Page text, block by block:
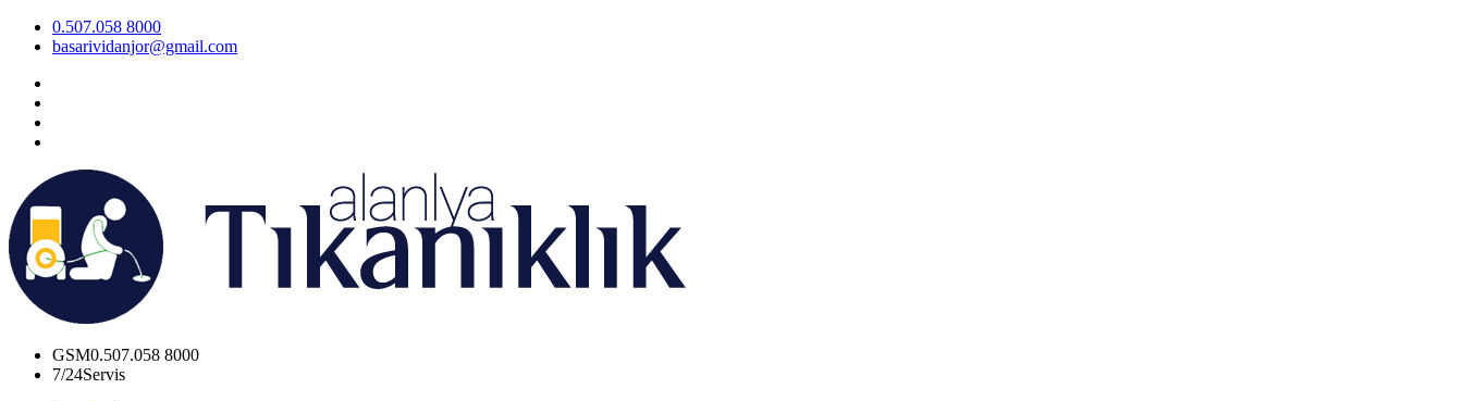
0.507.058 8000
basarividanjor@gmail.com
GSM0.507.058 8000
7/24Servis